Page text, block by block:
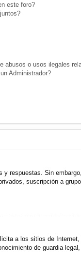
este foro?
abusos o usos ilegales
Administrador?
respuestas. Sin
suscripción a
a los sitios de
de guardia